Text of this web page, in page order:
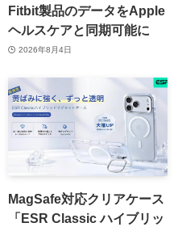
Fitbit製品のデータをApple
ヘルスケアと同期可能に
2026年8月4日
MagSafe対応クリアケース
「ESR Classic ハイブリッ